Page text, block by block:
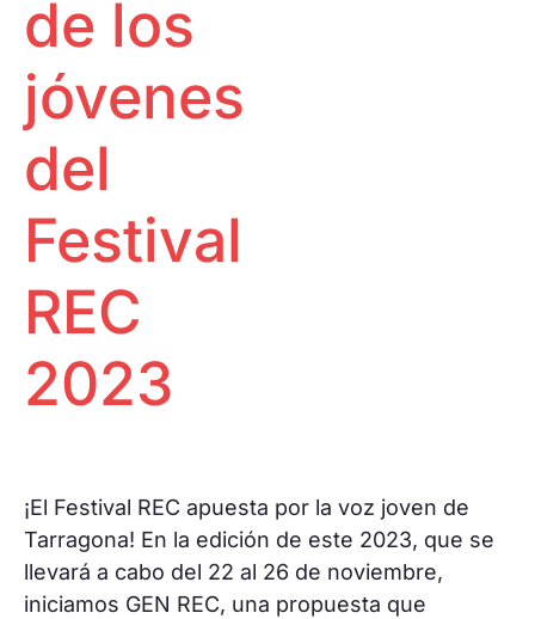
Huella ecológica
Especiales
Tarraco
RecXics
One to one
RECLab 10!
@panoramica
de los
jóvenes
del
Festival
REC
2023
¡El Festival REC apuesta por la voz joven de
Tarragona! En la edición de este 2023, que se
llevará a cabo del 22 al 26 de noviembre,
iniciamos GEN REC, una propuesta que